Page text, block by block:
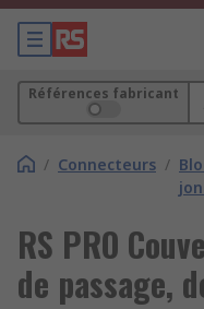
Références fabricant
/ Connecteurs /
RS PRO
de passage,